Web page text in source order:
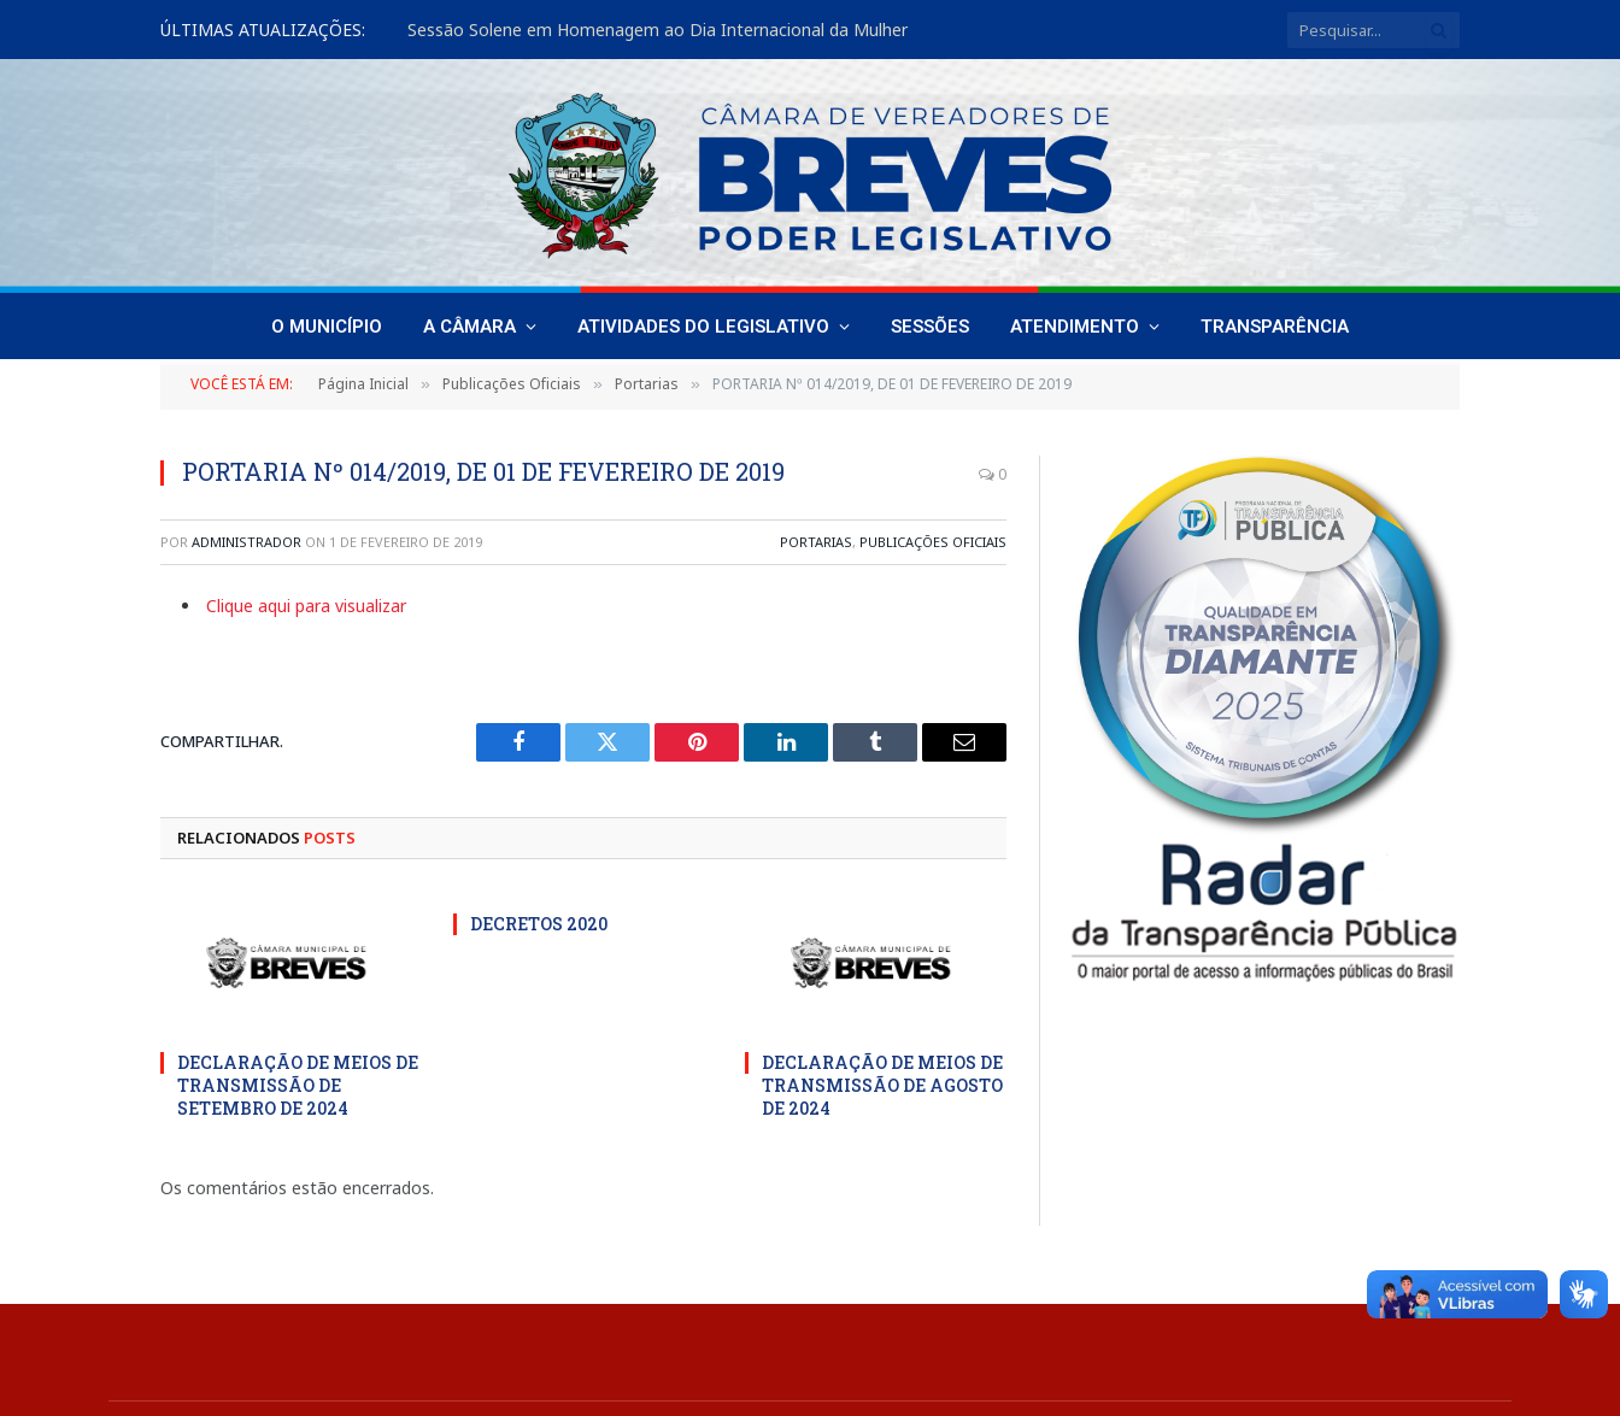
ÚLTIMAS ATUALIZAÇÕES: Sessão Solene em Homenagem ao Dia Internacional da Mulher
O MUNICÍPIO A CÂMARA ATIVIDADES DO LEGISLATIVO SESSÕES ATENDIMENTO TRANSPARÊNCIA
VOCÊ ESTÁ EM: Página Inicial » Publicações Oficiais » Portarias » PORTARIA Nº 014/2019, DE 01 DE FEVEREIRO DE 2019
PORTARIA Nº 014/2019, DE 01 DE FEVEREIRO DE 2019 0
POR ADMINISTRADOR ON 1 DE FEVEREIRO DE 2019 PORTARIAS, PUBLICAÇÕES OFICIAIS
Clique aqui para visualizar
COMPARTILHAR.
Facebook Twitter Pinterest LinkedIn Tumblr
E-
RELACIONADOS POSTS
DECLARAÇÃO DE MEIOS DE
TRANSMISSÃO DE
SETEMBRO DE 2024
DECRETOS 2020
DECLARAÇÃO DE MEIOS DE
TRANSMISSÃO DE AGOSTO
DE 2024
Os comentários estão encerrados.